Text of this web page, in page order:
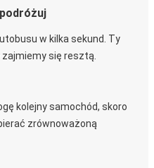
w kilka sekund. Ty
się resztą.
kolejny samochód, skoro
zrównoważoną